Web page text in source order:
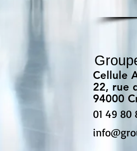
Cellule
22, rue
94000
01 49 80